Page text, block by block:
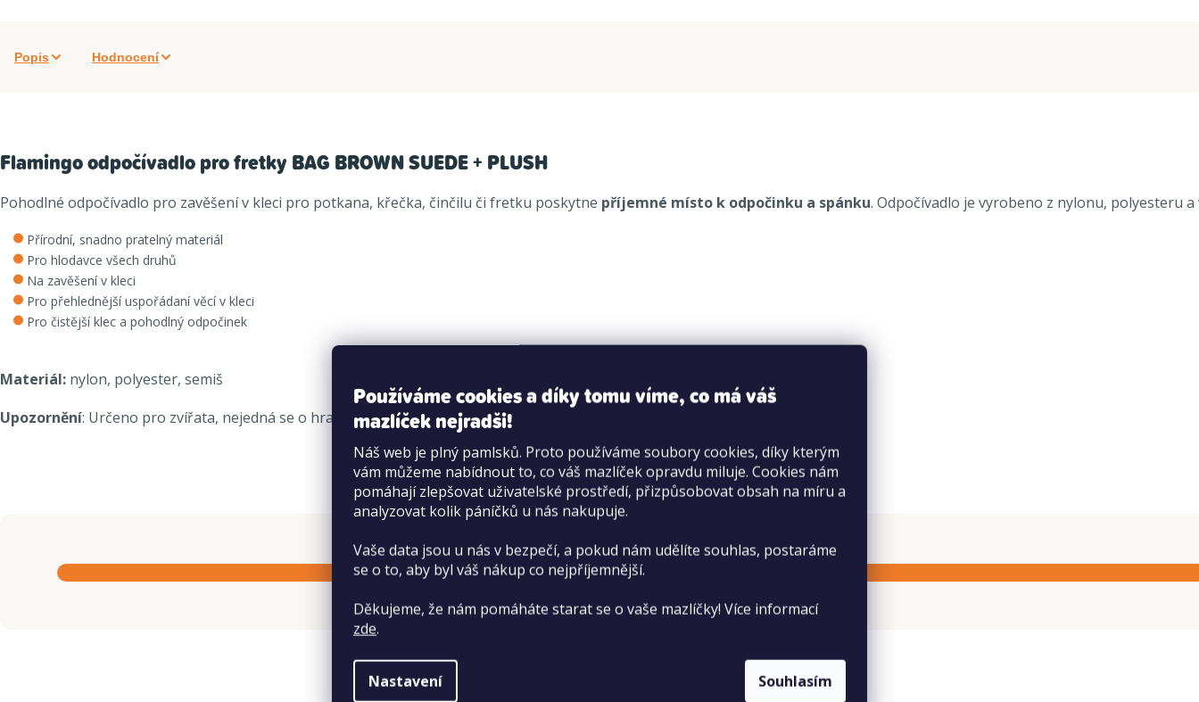
Používáme cookies a díky tomu víme, co má váš
mazlíček nejradši!
Náš web je plný pamlsků. Proto používáme soubory cookies, díky kterým
vám můžeme nabídnout to, co váš mazlíček opravdu miluje. Cookies nám
pomáhají zlepšovat uživatelské prostředí, přizpůsobovat obsah na míru a
analyzovat kolik páníčků u nás nakupuje.
Vaše data jsou u nás v bezpečí, a pokud nám udělíte souhlas, postaráme
se o to, aby byl váš nákup co nejpříjemnější.
Děkujeme, že nám pomáháte starat se o vaše mazlíčky! Více informací
zde.
Nastavení Souhlasím
Popis Hodnocení
Flamingo odpočívadlo pro fretky BAG BROWN SUEDE + PLUSH
Pohodlné odpočívadlo pro zavěšení v kleci pro potkana, křečka, činčilu či fretku poskytne příjemné místo k odpočinku a spánku. Odpočívadlo je vyrobeno z nylonu, polyesteru
Přírodní, snadno pratelný materiál
Pro hlodavce všech druhů
Na zavěšení v kleci
Pro přehlednější uspořádaní věcí v kleci
Pro čistější klec a pohodlný odpočinek
Materiál: nylon, polyester, semiš
Upozornění: Určeno pro zvířata, nejedná se o hračku pro děti.